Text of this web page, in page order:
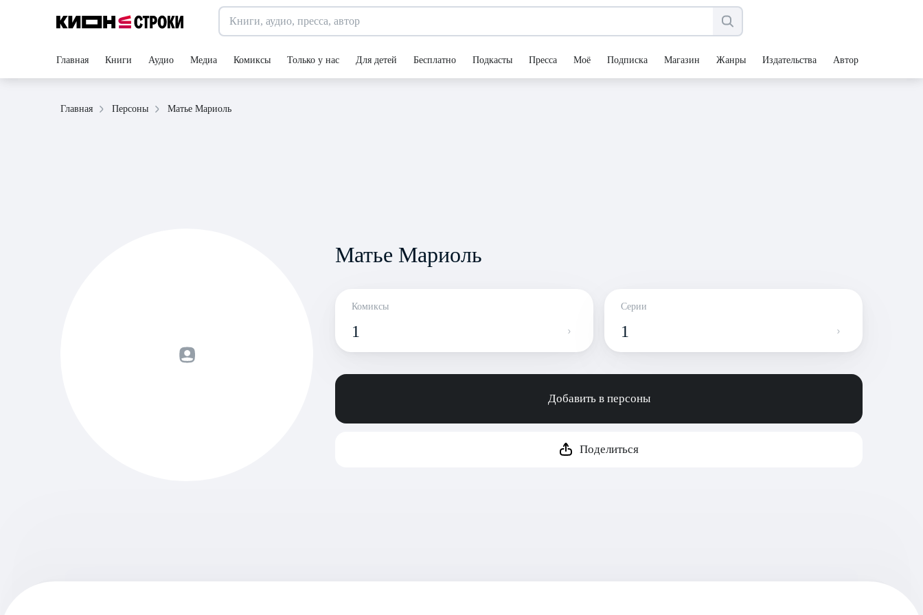
Главная Книги Аудио Медиа Комиксы Только у нас Для детей Бесплатно Подкасты Пресса Моё Подписка Магазин Жанры Издательства Авторы
Главная Персоны Матье Мариоль
Матье Мариоль
Комиксы
1
Серии
1
Добавить в персоны
Поделиться